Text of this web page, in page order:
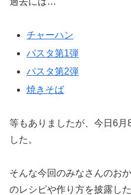
チャーハン
パスタ第1弾
パスタ第2弾
焼きそば
等もありましたが、今日6月
した。
そんな今回のみなさんのお
のレシピや作り方を披露し